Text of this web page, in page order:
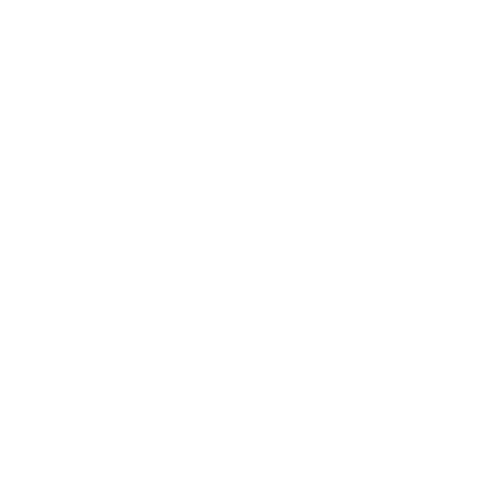
инвесторов
использовании материалов гиперссылка обязательна.